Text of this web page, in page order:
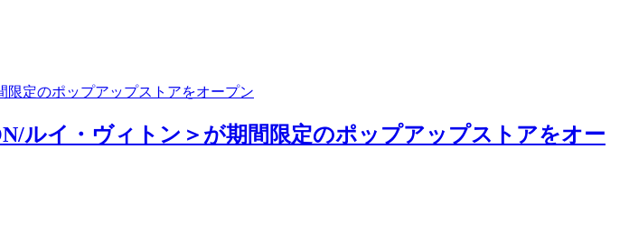
定のポップアップストアをオープン
ルイ・ヴィトン＞が期間限定のポップアップストアをオー